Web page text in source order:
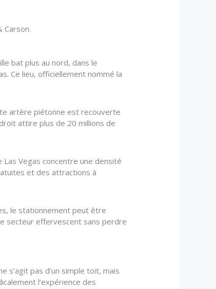
Carson.
bat plus au nord, dans le
Ce lieu, officiellement nommé la
artère piétonne est recouverte
attire plus de 20 millions de
Vegas concentre une densité
et des attractions à
le stationnement peut être
secteur effervescent sans perdre
s’agit pas d’un simple toit, mais
l’expérience des